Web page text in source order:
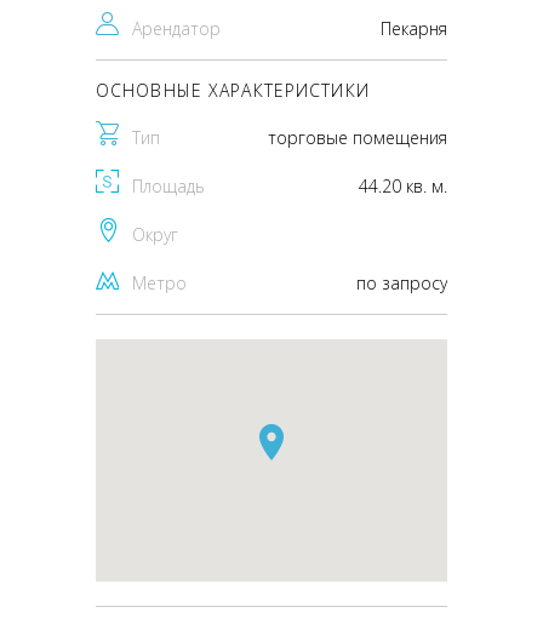
Арендатор Пекарня
ОСНОВНЫЕ ХАРАКТЕРИСТИКИ
Тип торговые помещения
Площадь 44.20 кв. м.
Округ
Метро по запросу